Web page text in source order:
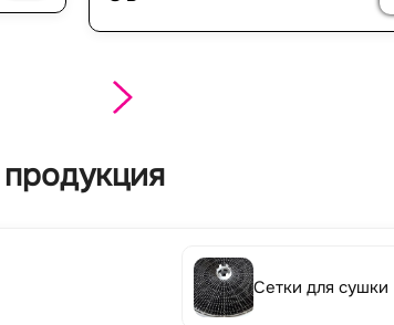
Сетки для сушки